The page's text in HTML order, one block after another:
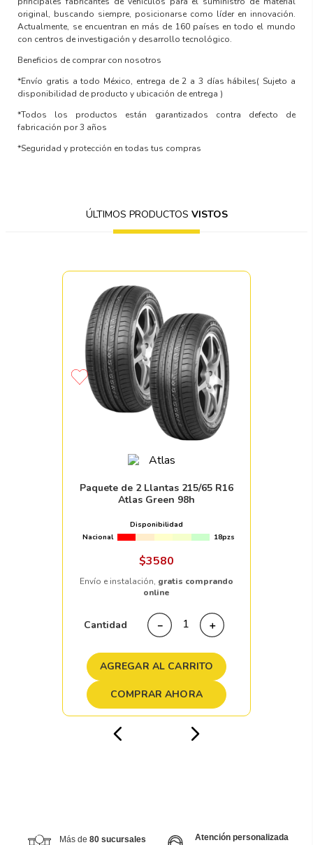
original, buscando siempre, posicionarse como líder en innovación.
Actualmente, se encuentran en más de 160 países en todo el mundo
con centros de investigación y desarrollo tecnológico.
Beneficios de comprar con nosotros
*Envío gratis a todo México, entrega de 2 a 3 días hábiles( Sujeto a
disponibilidad de producto y ubicación de entrega )
*Todos los productos están garantizados contra defecto de
fabricación por 3 años
*Seguridad y protección en todas tus compras
ÚLTIMOS PRODUCTOS VISTOS
Paquete de 2 Llantas 215/65 R16
Atlas Green 98h
Disponibilidad
Nacional
18pzs
$3580
Envío e instalación, gratis comprando
online
Cantidad ＋
－
AGREGAR AL CARRITO
COMPRAR AHORA
Más de 80 sucursales Atención personalizada